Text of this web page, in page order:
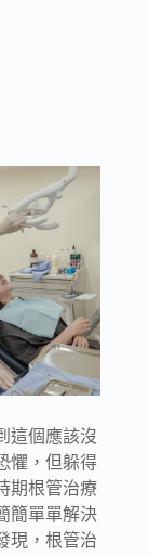
這個應該沒
懼，但躲得
期根管治療
簡單單解決
現，根管治